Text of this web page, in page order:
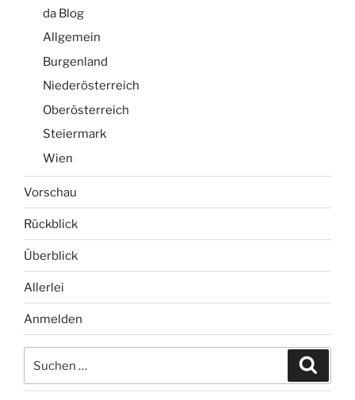
da Blog
Allgemein
Burgenland
Niederösterreich
Oberösterreich
Steiermark
Wien
Vorschau
Rückblick
Überblick
Allerlei
Anmelden
nach: